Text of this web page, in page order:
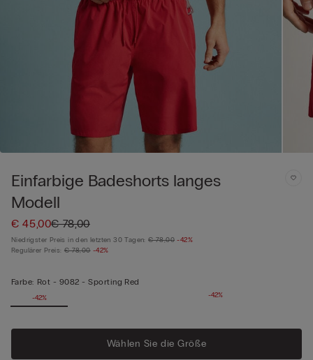
Einfarbige Badeshorts langes
Modell
€ 45,00€ 78,00
Niedrigster Preis in den letzten 30 Tagen:€ 78,00 -42%
Regulärer Preis: € 78,00 -42%
Farbe: Rot - 9082 - Sporting Red
-42%
-42%
Wählen Sie die Größe